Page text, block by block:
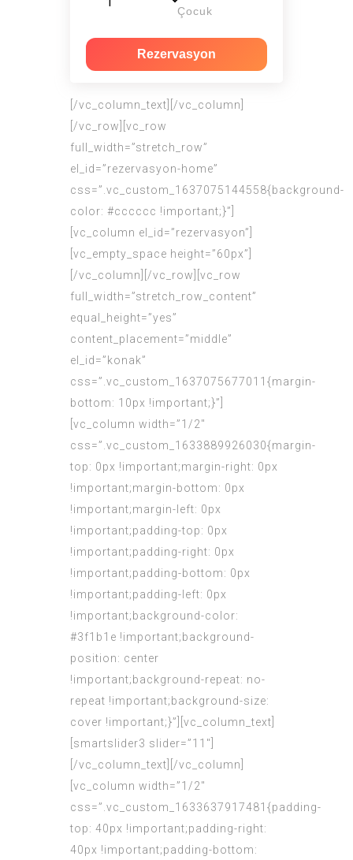
Çocuk
Rezervasyon
[/vc_column_text][/vc_column]
[/vc_row][vc_row
full_width=”stretch_row”
el_id=”rezervasyon-home”
css=”.vc_custom_1637075144558{background-
color: #cccccc !important;}”]
[vc_column el_id=”rezervasyon”]
[vc_empty_space height=”60px”]
[/vc_column][/vc_row][vc_row
full_width=”stretch_row_content”
equal_height=”yes”
content_placement=”middle”
el_id=”konak”
css=”.vc_custom_1637075677011{margin-
bottom: 10px !important;}”]
[vc_column width=”1/2″
css=”.vc_custom_1633889926030{margin-
top: 0px !important;margin-right: 0px
!important;margin-bottom: 0px
!important;margin-left: 0px
!important;padding-top: 0px
!important;padding-right: 0px
!important;padding-bottom: 0px
!important;padding-left: 0px
!important;background-color:
#3f1b1e !important;background-
position: center
!important;background-repeat: no-
repeat !important;background-size:
cover !important;}”][vc_column_text]
[smartslider3 slider=”11″]
[/vc_column_text][/vc_column]
[vc_column width=”1/2″
css=”.vc_custom_1633637917481{padding-
top: 40px !important;padding-right:
40px !important;padding-bottom: